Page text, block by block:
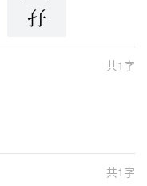
孖
共1字
共1字